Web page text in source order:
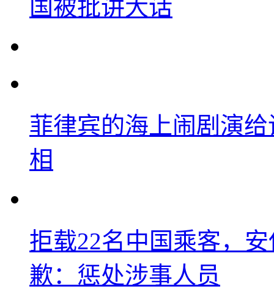
国被批讲大话
菲律宾的海上闹剧演
相
拒载22名中国乘客，
歉：惩处涉事人员